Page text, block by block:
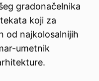
gradonačelnika
koji za
od najkolosalnijih
umetnik